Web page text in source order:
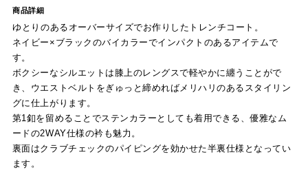
商品詳細
ゆとりのあるオーバーサイズでお作りしたトレンチコート。
ネイビー×ブラックのバイカラーでインパクトのあるアイテムで
す。
ボクシーなシルエットは膝上のレングスで軽やかに纏うことがで
き、ウエストベルトをぎゅっと締めればメリハリのあるスタイリン
グに仕上がります。
第1釦を留めることでステンカラーとしても着用できる、優雅なム
ードの2WAY仕様の衿も魅力。
裏面はクラブチェックのパイピングを効かせた半裏仕様となってい
ます。